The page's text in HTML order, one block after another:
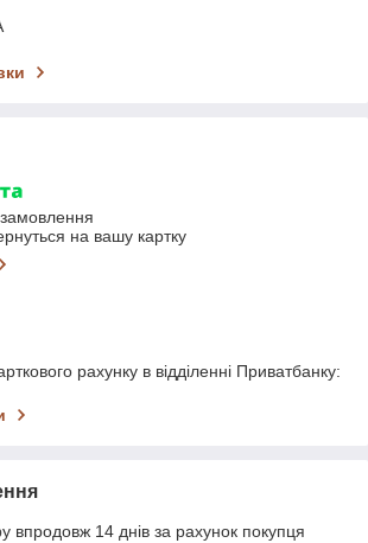
на вашу картку
рахунку в відділенні Приватбанку:
впродовж 14 днів за рахунок покупця